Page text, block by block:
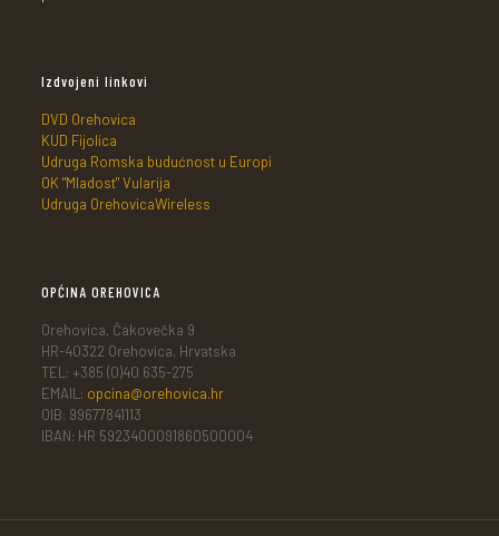
Izdvojeni linkovi
DVD Orehovica
KUD Fijolica
Udruga Romska budućnost u Europi
OK "Mladost" Vularija
Udruga OrehovicaWireless
OPĆINA OREHOVICA
Orehovica, Čakovečka 9
HR-40322 Orehovica, Hrvatska
TEL: +385 (0)40 635-275
EMAIL: opcina@orehovica.hr
OIB: 99677841113
IBAN: HR 5923400091860500004